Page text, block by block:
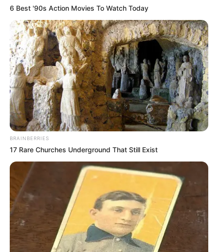
Victoire panique, Astrid a disparu en mer
Résumé Demain nous
appartient épisode du
3 juillet 2026
6 Best '90s Action Movies To Watch Today
BRAINBERRIES
17 Rare Churches Underground That Still Exist